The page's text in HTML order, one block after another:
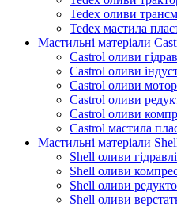
Tedex оливи
Tedex мастила
Мастильні матеріали
Castrol оливи
Castrol оливи
Castrol оливи
Castrol оливи
Castrol оливи
Castrol мастила
Мастильні матеріали
Shell оливи
Shell оливи
Shell оливи
Shell оливи